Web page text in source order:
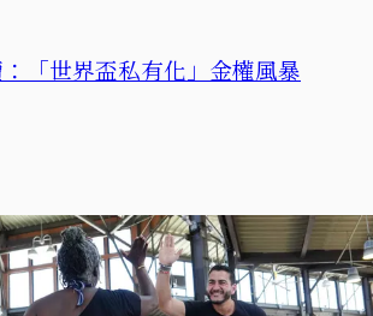
「世界盃私有化」金權風暴